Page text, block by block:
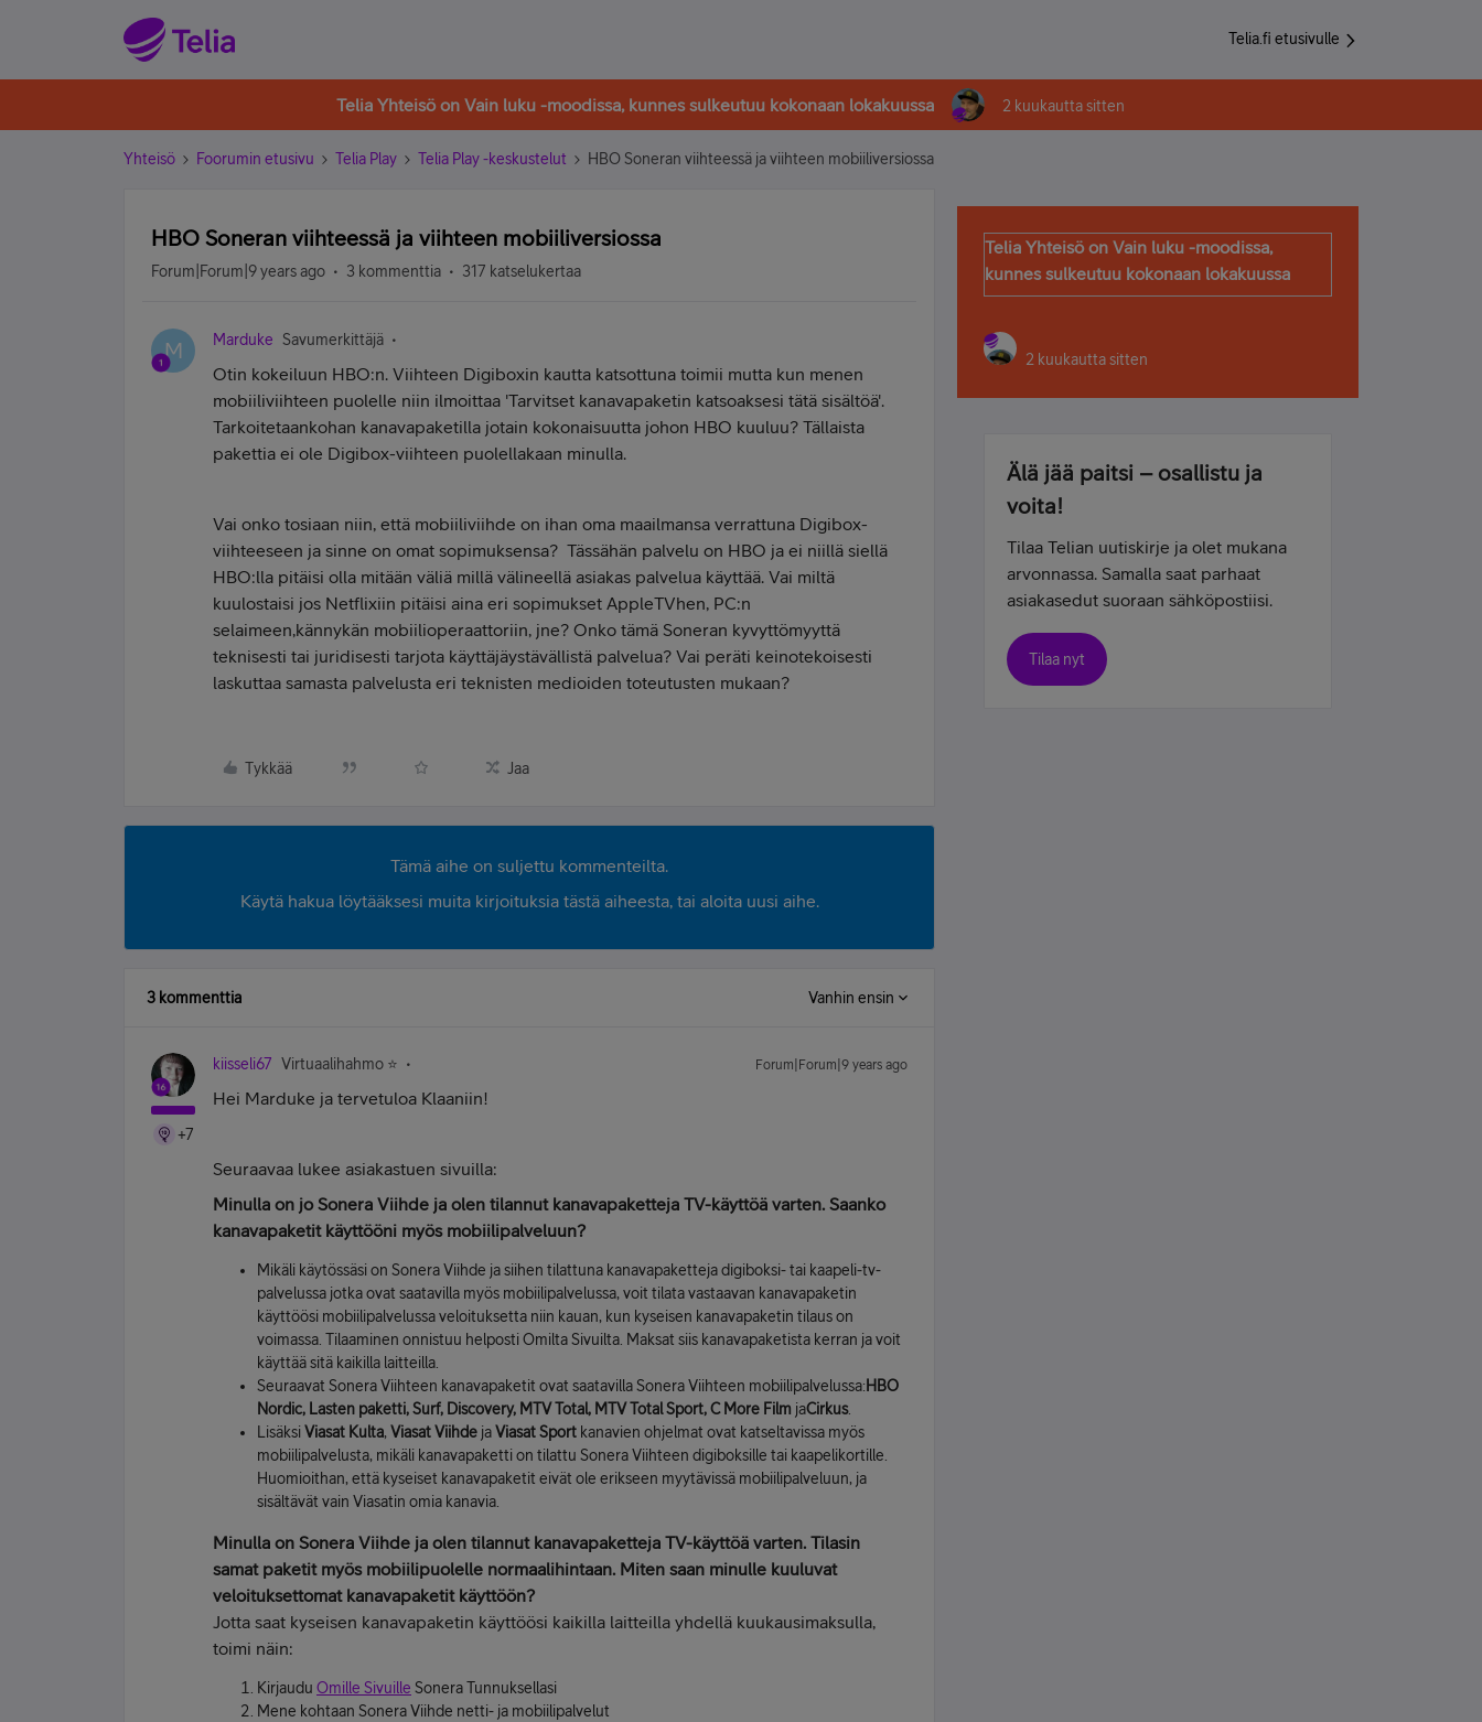
Telia.fi etusivulle
Telia Yhteisö on Vain luku -moodissa, kunnes sulkeutuu kokonaan lokakuussa 2 kuukautta sitten
Yhteisö Foorumin etusivu Telia Play Telia Play -keskustelut HBO Soneran viihteessä ja viihteen mobiiliversiossa
HBO Soneran viihteessä ja viihteen mobiiliversiossa
Forum|Forum|9 years ago 3 kommenttia 317 katselukertaa
M Marduke Savumerkittäjä
Otin kokeiluun HBO:n. Viihteen Digiboxin kautta katsottuna toimii mutta kun menen
mobiiliviihteen puolelle niin ilmoittaa 'Tarvitset kanavapaketin katsoaksesi tätä sisältöä'.
Tarkoitetaankohan kanavapaketilla jotain kokonaisuutta johon HBO kuuluu? Tällaista
pakettia ei ole Digibox-viihteen puolellakaan minulla.
Vai onko tosiaan niin, että mobiiliviihde on ihan oma maailmansa verrattuna Digibox-
viihteeseen ja sinne on omat sopimuksensa? Tässähän palvelu on HBO ja ei niillä siellä
HBO:lla pitäisi olla mitään väliä millä välineellä asiakas palvelua käyttää. Vai miltä
kuulostaisi jos Netflixiin pitäisi aina eri sopimukset AppleTVhen, PC:n
selaimeen,kännykän mobiilioperaattoriin, jne? Onko tämä Soneran kyvyttömyyttä
teknisesti tai juridisesti tarjota käyttäjäystävällistä palvelua? Vai peräti keinotekoisesti
laskuttaa samasta palvelusta eri teknisten medioiden toteutusten mukaan?
Tykkää Jaa
Tämä aihe on suljettu kommenteilta.
Käytä hakua löytääksesi muita kirjoituksia tästä aiheesta, tai aloita uusi aihe.
3 kommenttia Vanhin ensin
+7
kiisseli67 Virtuaalihahmo ⭐️ Forum|Forum|9 years ago
Hei Marduke ja tervetuloa Klaaniin!
Seuraavaa lukee asiakastuen sivuilla:
Minulla on jo Sonera Viihde ja olen tilannut kanavapaketteja TV-­käyttöä varten. Saanko
kanavapaketit käyttööni myös mobiilipalveluun?
Mikäli käytössäsi on Sonera Viihde ja siihen tilattuna kanavapaketteja digiboksi- tai kaapeli-tv-
palvelussa jotka ovat saatavilla myös mobiilipalvelussa, voit tilata vastaavan kanavapaketin
käyttöösi mobiilipalvelussa veloituksetta niin kauan, kun kyseisen kanavapaketin tilaus on
voimassa. Tilaaminen onnistuu helposti Omilta Sivuilta. Maksat siis kanavapaketista kerran ja voit
käyttää sitä kaikilla laitteilla.
Seuraavat Sonera Viihteen kanavapaketit ovat saatavilla Sonera Viihteen mobiilipalvelussa: HBO
Nordic, Lasten paketti, Surf, Discovery, MTV Total, MTV Total Sport, C More Film jaCirkus.
LisäksiViasat Kulta, Viasat Viihde jaViasat Sport ­kanavien ohjelmat ovat katseltavissa myös
mobiilipalvelusta, mikäli kanavapaketti on tilattu Sonera Viihteen digiboksille tai kaapelikortille.
Huomioithan, että kyseiset kanavapaketit eivät ole erikseen myytävissä mobiilipalveluun, ja
sisältävät vain Viasatin omia kanavia.
Minulla on Sonera Viihde ja olen tilannut kanavapaketteja TV-käyttöä varten. Tilasin
samat paketit myös mobiilipuolelle normaalihintaan. Miten saan minulle kuuluvat
veloituksettomat kanavapaketit käyttöön?
Jotta saat kyseisen kanavapaketin käyttöösi kaikilla laitteilla yhdellä kuukausimaksulla,
toimi näin:
Kirjaudu Omille Sivuille Sonera Tunnuksellasi
Mene kohtaan Sonera Viihde netti- ja mobiilipalvelut
Telia Yhteisö on Vain luku -moodissa,
kunnes sulkeutuu kokonaan lokakuussa
2 kuukautta sitten
Älä jää paitsi – osallistu ja
voita!
Tilaa Telian uutiskirje ja olet mukana
arvonnassa. Samalla saat parhaat
asiakasedut suoraan sähköpostiisi.
Tilaa nyt